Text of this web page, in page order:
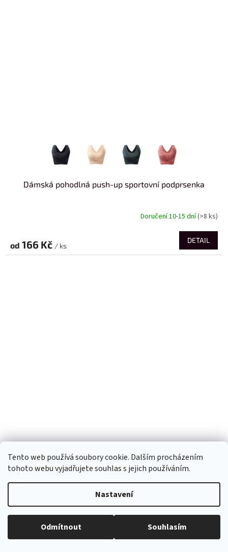
Tento web používá soubory cookie. Dalším procházením
tohoto webu vyjadřujete souhlas s jejich používáním.
Nastavení
Odmítnout Souhlasím
Dámská pohodlná push-up sportovní podprsenka
Doručení 10-15 dní(>8 ks)
od 166 Kč / ks
DETAIL
Dámská sportovní podprsenka vysoká opora